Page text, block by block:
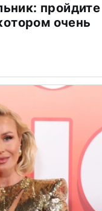
пройдите
очень